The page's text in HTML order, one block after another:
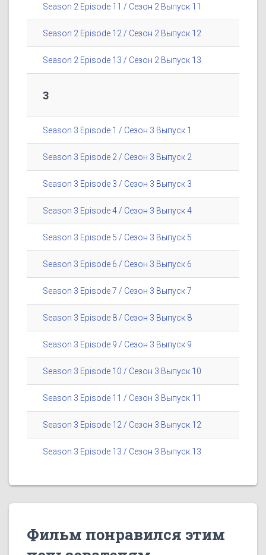
Season 2 Episode 11 / Сезон 2 Выпуск 11
Season 2 Episode 12 / Сезон 2 Выпуск 12
Season 2 Episode 13 / Сезон 2 Выпуск 13
3
Season 3 Episode 1 / Сезон 3 Выпуск 1
Season 3 Episode 2 / Сезон 3 Выпуск 2
Season 3 Episode 3 / Сезон 3 Выпуск 3
Season 3 Episode 4 / Сезон 3 Выпуск 4
Season 3 Episode 5 / Сезон 3 Выпуск 5
Season 3 Episode 6 / Сезон 3 Выпуск 6
Season 3 Episode 7 / Сезон 3 Выпуск 7
Season 3 Episode 8 / Сезон 3 Выпуск 8
Season 3 Episode 9 / Сезон 3 Выпуск 9
Season 3 Episode 10 / Сезон 3 Выпуск 10
Season 3 Episode 11 / Сезон 3 Выпуск 11
Season 3 Episode 12 / Сезон 3 Выпуск 12
Season 3 Episode 13 / Сезон 3 Выпуск 13
Фильм понравился этим